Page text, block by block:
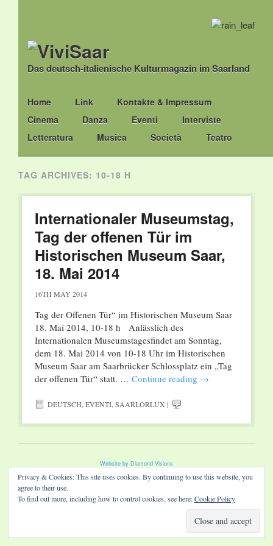
Das deutsch-italienische Kulturmagazin im Saarland
Main menu
Skip
to
content
Home Link
Kontakte & Impressum
Cinema
Danza Eventi
Interviste
Letteratura
Musica Società Teatro
TAG ARCHIVES: 10-18 H
Internationaler Museumstag,
Tag der offenen Tür im
Historischen Museum Saar,
18. Mai 2014
16TH MAY 2014
Tag der Offenen Tür“ im Historischen Museum Saar
18. Mai 2014, 10-18 h Anlässlich des
Internationalen Museumstagesfindet am Sonntag,
dem 18. Mai 2014 von 10-18 Uhr im Historischen
Museum Saar am Saarbrücker Schlossplatz ein „Tag
der offenen Tür“ statt. … Continue reading →
DEUTSCH,EVENTI,SAARLORLUX |
Website by Diamond Visions
Privacy & Cookies: This site uses cookies. By continuing to use this website, you
agree to their use.
To find out more, including how to control cookies, see here:Cookie Policy